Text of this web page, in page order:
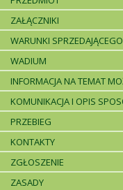
ZAŁĄCZNIKI
WARUNKI SPRZEDAJĄCEGO
WADIUM
PRZEBIEG
KONTAKTY
ZGŁOSZENIE
ZASADY